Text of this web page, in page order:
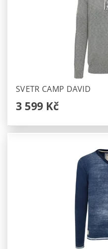
SVETR CAMP DAVID
3 599 Kč